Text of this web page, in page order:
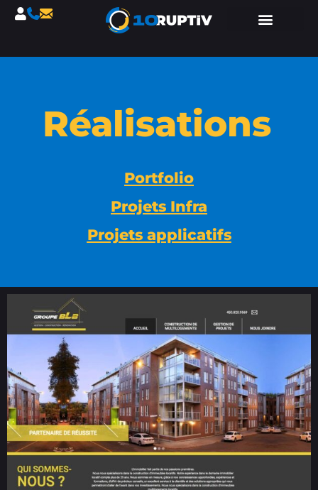
Réalisations
Portfolio
Projets Infra
Projets applicatifs